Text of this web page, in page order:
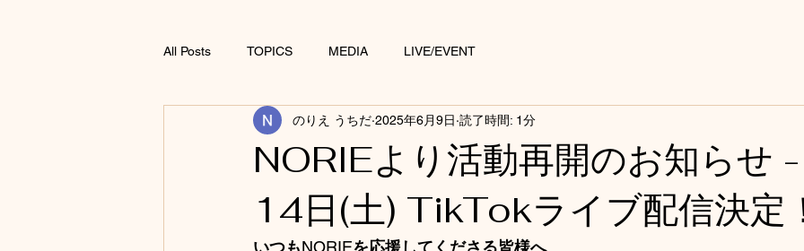
All Posts TOPICS MEDIA LIVE/EVENT
NORIEより活動再開のお知らせ
14日(土) TikTokライブ配信決定
のりえ うちだ 2025年6月9日 読了時間: 1分
いつもNORIEを応援してくださる皆様へ